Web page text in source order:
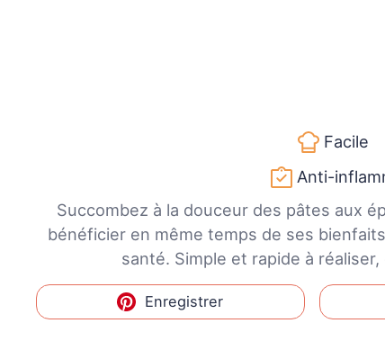
Facile
Anti-
Succombez à la douceur des pâtes aux
bénéficier en même temps de ses
santé. Simple et rapide à
Enregistrer